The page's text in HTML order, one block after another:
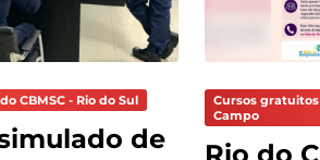
CBMSC - Rio do Sul
de
Cursos
Campo